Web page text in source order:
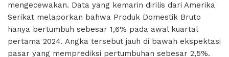
mengecewakan. Data yang kemarin dirilis dari Amerika
Serikat melaporkan bahwa Produk Domestik Bruto
hanya bertumbuh sebesar 1,6% pada awal kuartal
pertama 2024. Angka tersebut jauh di bawah ekspektasi
pasar yang memprediksi pertumbuhan sebesar 2,5%.